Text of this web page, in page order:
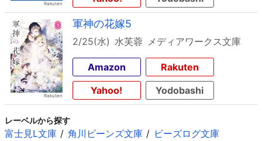
軍神の花嫁5
2/25(水) 水芙蓉 メディアワークス文庫
Amazon
Rakuten
Yahoo!
Yodobashi
レーベルから探す
富士見L文庫 角川ビーンズ文庫
ビーズログ文庫